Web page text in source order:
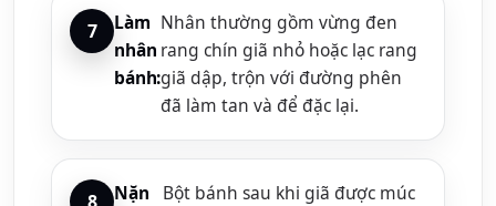
Làm
nhân
bánh:
Nhân thường gồm vừng đen
rang chín giã nhỏ hoặc lạc rang
giã dập, trộn với đường phên
đã làm tan và để đặc lại.
Nặn
Bột bánh sau khi giã được múc